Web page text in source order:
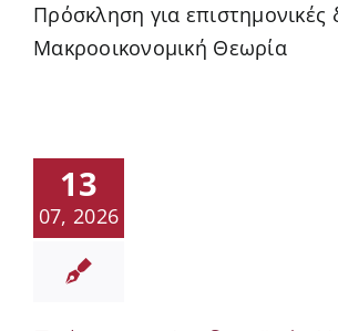
Πρόσκληση για επιστημονικές
Μακροοικονομική Θεωρία
13
07, 2026